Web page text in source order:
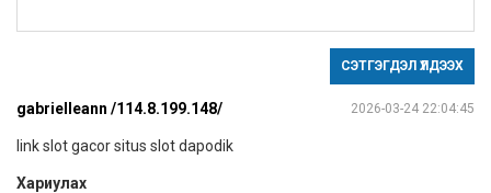
СЭТГЭГДЭЛ ҮЛДЭЭХ
gabrielleann /114.8.199.148/ 2026-03-24 22:04:45
link slot gacor situs slot dapodik
Хариулах